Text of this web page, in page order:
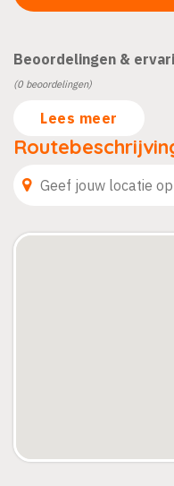
Beoordelingen &
(0 beoordelingen)
Lees meer